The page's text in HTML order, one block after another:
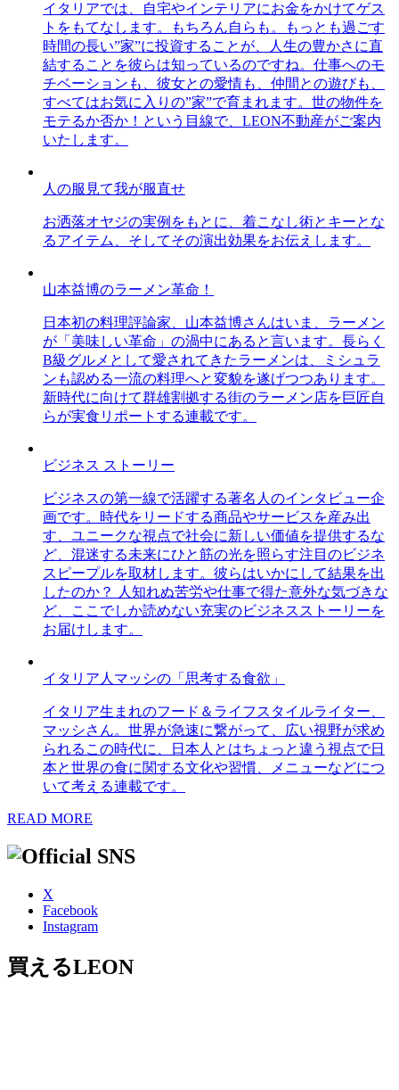
イタリアでは、自宅やインテリアにお金をかけてゲス
トをもてなします。もちろん自らも。もっとも過ごす
時間の長い”家”に投資することが、人生の豊かさに直
結することを彼らは知っているのですね。仕事へのモ
チベーションも、彼女との愛情も、仲間との遊びも、
すべてはお気に入りの”家”で育まれます。世の物件を
モテるか否か！という目線で、LEON不動産がご案内
いたします。
人の服見て我が服直せ
お洒落オヤジの実例をもとに、着こなし術とキーとな
るアイテム、そしてその演出効果をお伝えします。
山本益博のラーメン革命！
日本初の料理評論家、山本益博さんはいま、ラーメン
が「美味しい革命」の渦中にあると言います。長らく
B級グルメとして愛されてきたラーメンは、ミシュラ
ンも認める一流の料理へと変貌を遂げつつあります。
新時代に向けて群雄割拠する街のラーメン店を巨匠自
らが実食リポートする連載です。
ビジネス ストーリー
ビジネスの第一線で活躍する著名人のインタビュー企
画です。時代をリードする商品やサービスを産み出
す、ユニークな視点で社会に新しい価値を提供するな
ど、混迷する未来にひと筋の光を照らす注目のビジネ
スピープルを取材します。彼らはいかにして結果を出
したのか？ 人知れぬ苦労や仕事で得た意外な気づきな
ど、ここでしか読めない充実のビジネスストーリーを
お届けします。
イタリア人マッシの「思考する食欲」
イタリア生まれのフード＆ライフスタイルライター、
マッシさん。世界が急速に繋がって、広い視野が求め
られるこの時代に、日本人とはちょっと違う視点で日
本と世界の食に関する文化や習慣、メニューなどにつ
いて考える連載です。
READ MORE
X
Facebook
Instagram
買えるLEON